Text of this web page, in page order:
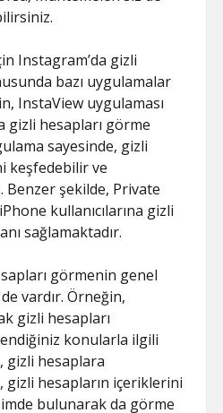
Instagram’da gizli
bazı uygulamalar
InstaView uygulaması
gizli hesapları görme
sayesinde, gizli
keşfedebilir ve
şekilde, Private
kullanıcılarına gizli
sağlamaktadır.
görmenin genel
vardır. Örneğin,
gizli hesapları
konularla ilgili
gizli hesaplara
gizli hesapların içeriklerini
bulunarak da görme